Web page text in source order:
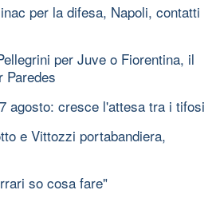
per la difesa, Napoli, contatti
per Juve o Fiorentina, il
Paredes
agosto: cresce l'attesa tra i tifosi
e Vittozzi portabandiera,
so cosa fare"